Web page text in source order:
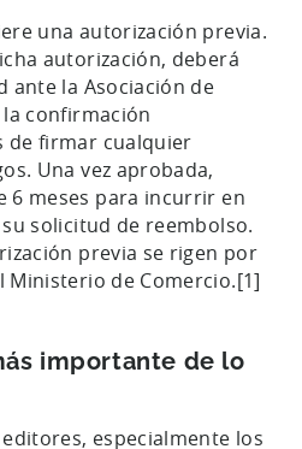
una autorización previa.
autorización, deberá
ante la Asociación de
confirmación
de firmar cualquier
Una vez aprobada,
6 meses para incurrir en
solicitud de reembolso.
previa se rigen por
de Comercio.[1]
importante de lo
especialmente los